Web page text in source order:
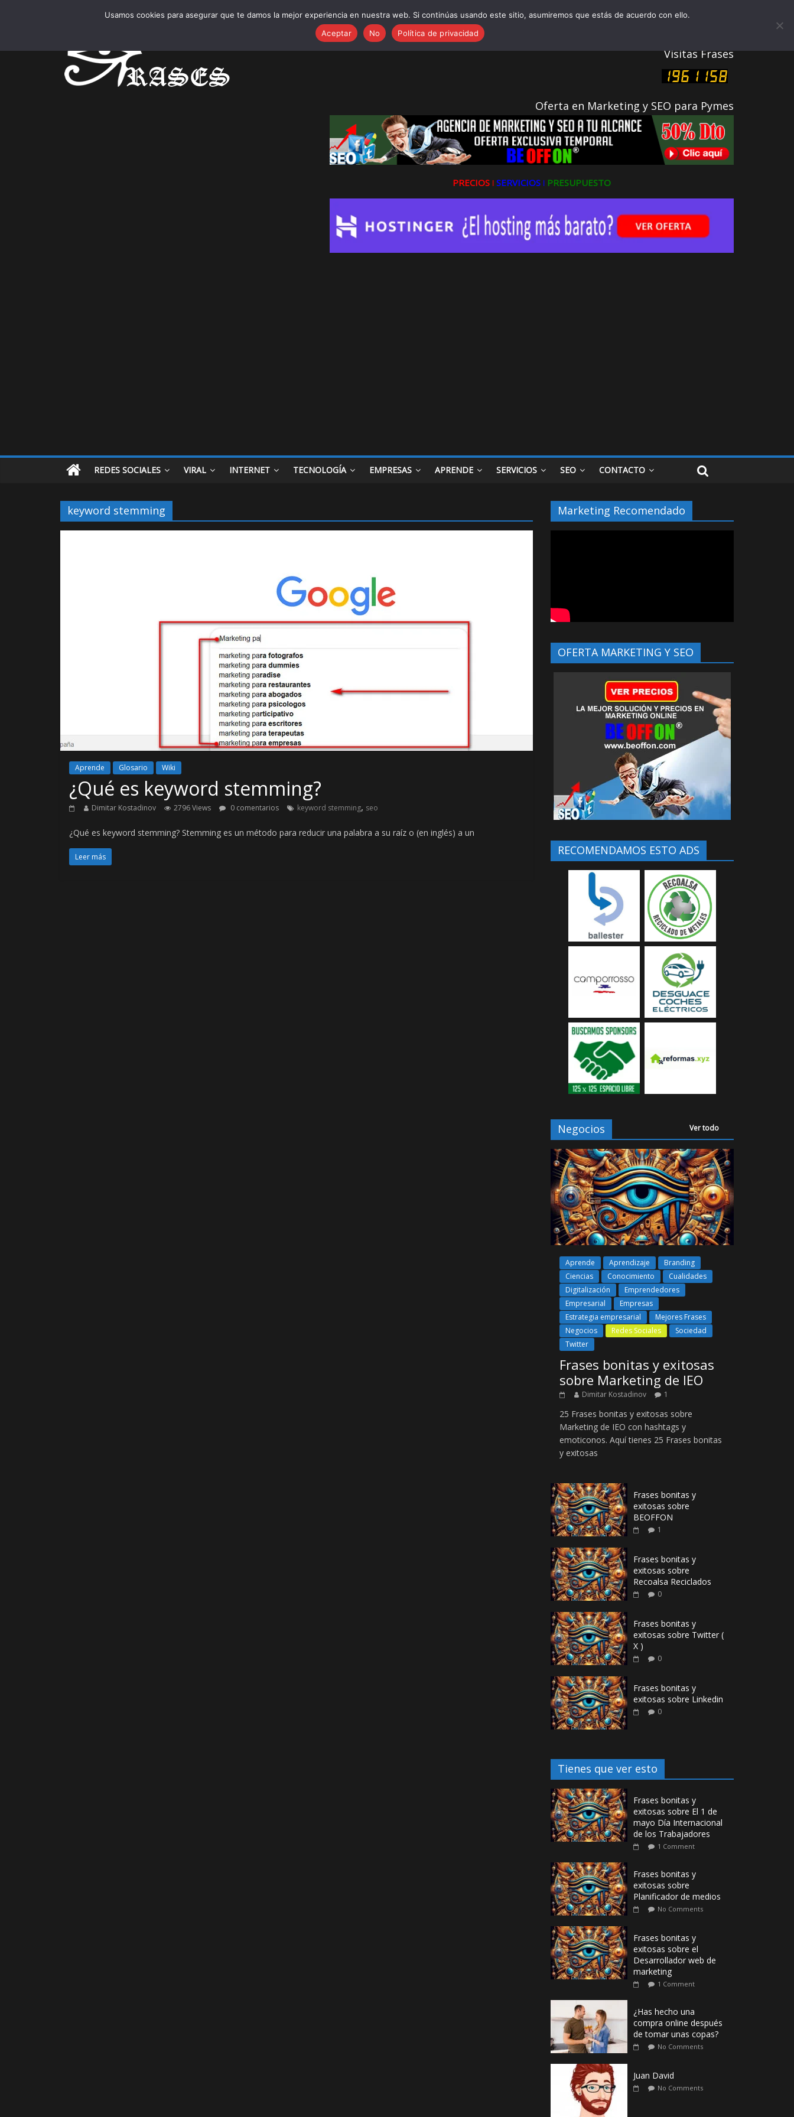
viernes, agosto 7, 2026 Frases nuevas:
Frases sobre Soluciones Ecológicas para el Hogar, Jardines Sostenibles e Inteligentes
25 Frases Navideñas para Empresas: Felicitaciones Profesionales para tus Clientes
25 Frases para Día de la Inmaculada Concepción!
25 Frases sobre Encuestas
Visitas Frases
Oferta en Marketing y SEO para Pymes
PRECIOS ǀ SERVICIOS ǀ PRESUPUESTO
REDES SOCIALES VIRAL INTERNET TECNOLOGÍA EMPRESAS APRENDE SERVICIOS SEO CONTACTO
keyword stemming
Aprende Glosario Wiki
¿Qué es keyword stemming?
Dimitar Kostadinov 2796 Views 0 comentarios keyword stemming, seo
¿Qué es keyword stemming? Stemming es un método para reducir una palabra a su raíz o (en inglés) a un
Leer más
Marketing Recomendado
OFERTA MARKETING Y SEO
RECOMENDAMOS ESTO ADS
Negocios Ver todo
Aprende Aprendizaje
Branding
Ciencias
Conocimiento
Cualidades
Digitalización
Emprendedores
Empresarial
Empresas
Estrategia empresarial
Mejores Frases
Negocios
Redes Sociales
Sociedad
Twitter
Frases bonitas y exitosas
sobre Marketing de IEO
Dimitar Kostadinov 1
25 Frases bonitas y exitosas sobre
Marketing de IEO con hashtags y
emoticonos. Aquí tienes 25 Frases bonitas
y exitosas
Frases bonitas y
exitosas sobre
BEOFFON
1
Frases bonitas y
exitosas sobre
Recoalsa Reciclados
0
Frases bonitas y
exitosas sobre Twitter (
X )
0
Frases bonitas y
exitosas sobre Linkedin
0
Tienes que ver esto
Frases bonitas y
exitosas sobre El 1 de
mayo Día Internacional
de los Trabajadores
1 Comment
Frases bonitas y
exitosas sobre
Planificador de medios
No Comments
Frases bonitas y
exitosas sobre el
Desarrollador web de
marketing
1 Comment
¿Has hecho una
compra online después
de tomar unas copas?
No Comments
Juan David
No Comments
Usamos cookies para asegurar que te damos la mejor experiencia en nuestra web. Si continúas usando este sitio, asumiremos que estás de acuerdo con ello.
Aceptar
No Política de privacidad